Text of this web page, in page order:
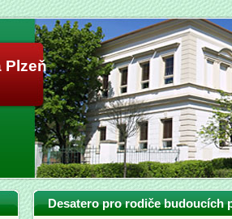
Plzeň
Desatero pro rodiče budoucích